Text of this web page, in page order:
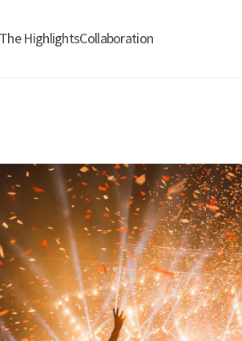
The HighlightsCollaboration